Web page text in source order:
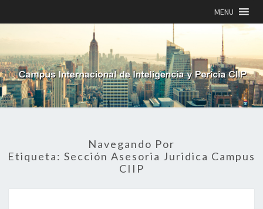
MENU
Navegando Por
Etiqueta: Sección Asesoria Juridica Campus
CIIP